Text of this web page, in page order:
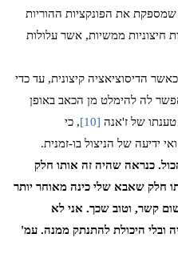
את הפונקציות ההוריות
חיצוניות ממשיות, אשר עלולות
הדיסוציאציה קיצונית, עד כדי
לה להימלט מן הכאב באופן
של ז'אנה [10], כי
ידיעה של הניצול בו-זמנית.
כנראה שהיה זה אותו חלק
חלק שאבא שלי כינה מאוחר יותר
קשר, וטוב שכך. אני לא
ובלי היכולת להתנתק ממנה. עמ'